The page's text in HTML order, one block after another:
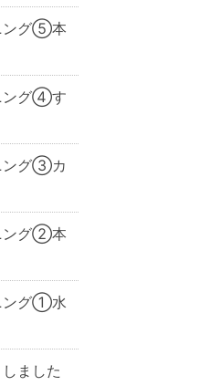
ング⑤本
ング④す
ング③カ
ング②本
ング①水
ました